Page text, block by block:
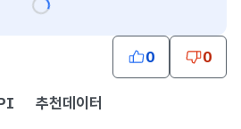
0 0
추천데이터